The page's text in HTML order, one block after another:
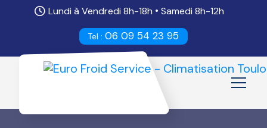
Lundi à Vendredi 8h-18h • Samedi 8h-12h
Tel : 06 09 54 23 95